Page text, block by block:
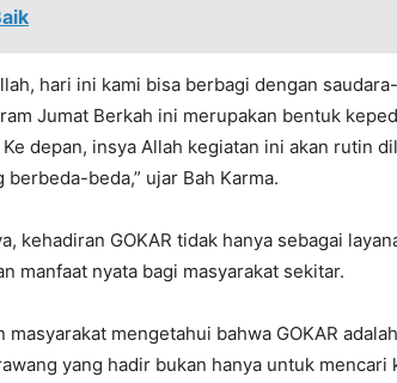
hari ini kami bisa berbagi dengan
Jumat Berkah ini merupakan bentuk
Ke depan, insya Allah kegiatan ini akan rutin
berbeda-beda,” ujar Bah Karma.
kehadiran GOKAR tidak hanya sebagai
manfaat nyata bagi masyarakat sekitar.
masyarakat mengetahui bahwa GOKAR
yang hadir bukan hanya untuk